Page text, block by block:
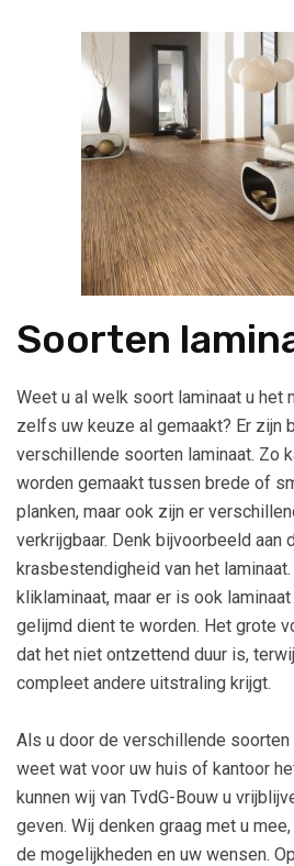
Soorten
Weet u al welk soort laminaat u het
zelfs uw keuze al gemaakt? Er zijn
verschillende soorten laminaat. Zo
worden gemaakt tussen brede of
planken, maar ook zijn er
verkrijgbaar. Denk bijvoorbeeld aan
krasbestendigheid van het
kliklaminaat, maar er is ook
gelijmd dient te worden. Het grote
dat het niet ontzettend duur is,
compleet andere uitstraling krijgt.
Als u door de verschillende
weet wat voor uw huis of kantoor
kunnen wij van TvdG-Bouw u
geven. Wij denken graag met u
de mogelijkheden en uw wensen.